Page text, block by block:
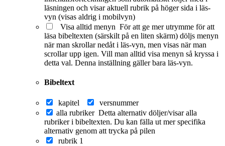
läsningen och visar aktuell rubrik på höger sida i läs-
vyn (visas aldrig i mobilvyn)
Visa alltid menyn För att ge mer utrymme för att
läsa bibeltexten (särskilt på en liten skärm) döljs menyn
när man skrollar nedåt i läs-vyn, men visas när man
scrollar upp igen. Vill man alltid visa menyn så kryssa i
detta val. Denna inställning gäller bara läs-vyn.
Bibeltext
kapitel
versnummer
alla rubriker Detta alternativ döljer/visar alla
rubriker i bibeltexten. Du kan fälla ut mer specifika
alternativ genom att trycka på pilen
rubrik 1